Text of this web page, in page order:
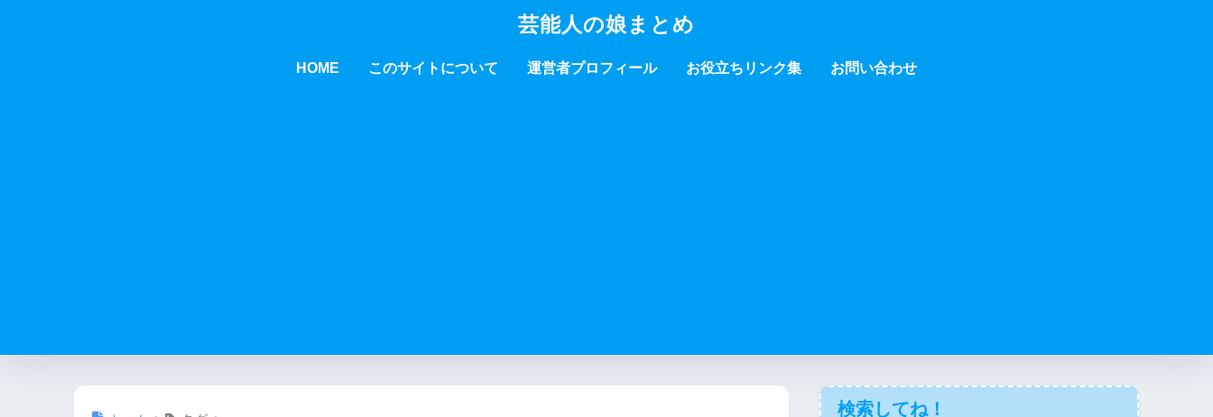
芸能人の娘まとめ
HOME このサイトについて 運営者プロフィール お役立ちリンク集 お問い合わせ
検索してね！